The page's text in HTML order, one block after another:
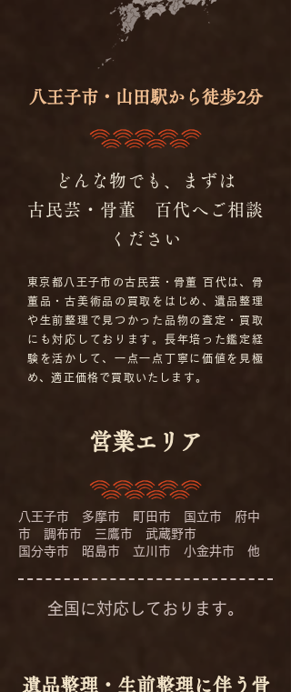
八王子市・山田駅から徒歩2分
どんな物でも、まずは
古民芸・骨董 百代へご相談
ください
東京都八王子市の古民芸・骨董 百代は、骨
董品・古美術品の買取をはじめ、遺品整理
や生前整理で見つかった品物の査定・買取
にも対応しております。長年培った鑑定経
験を活かして、一点一点丁寧に価値を見極
め、適正価格で買取いたします。
​営業エリア
八王子市 多摩市 町田市 国立市 府中
市 調布市 三鷹市 武蔵野市
国分寺市 昭島市 立川市 小金井市 他
全国に対応しております。
遺品整理・生前整理に伴う骨